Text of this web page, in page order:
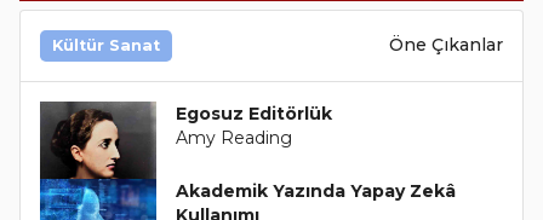
Kültür Sanat Öne Çıkanlar
Egosuz Editörlük
Amy Reading
Akademik Yazında Yapay Zekâ
Kullanımı